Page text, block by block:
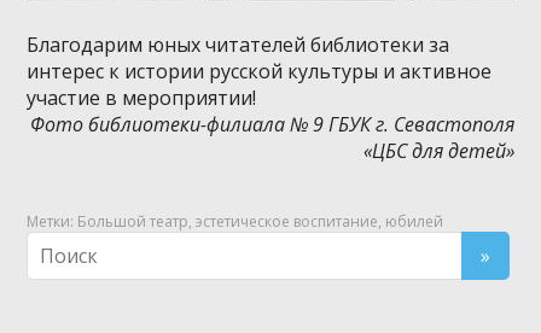
Благодарим юных читателей библиотеки за
интерес к истории русской культуры и активное
участие в мероприятии!
Фото библиотеки-филиала № 9 ГБУК г. Севастополя
«ЦБС для детей»
Метки: Большой театр,эстетическое воспитание, юбилей